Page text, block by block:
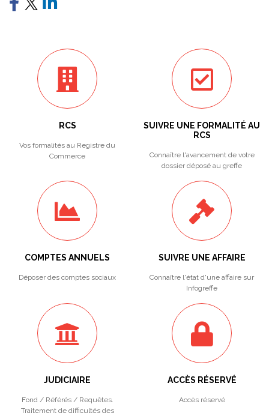
RCS
Vos formalités au Registre du
Commerce
SUIVRE UNE FORMALITÉ AU
RCS
Connaître l'avancement de votre
dossier déposé au greffe
COMPTES ANNUELS
Déposer des comptes sociaux
SUIVRE UNE AFFAIRE
Connaître l'état d'une affaire sur
Infogreffe
JUDICIAIRE
Fond / Référés / Requêtes.
Traitement de difficultés des
ACCÈS RÉSERVÉ
Accès réservé